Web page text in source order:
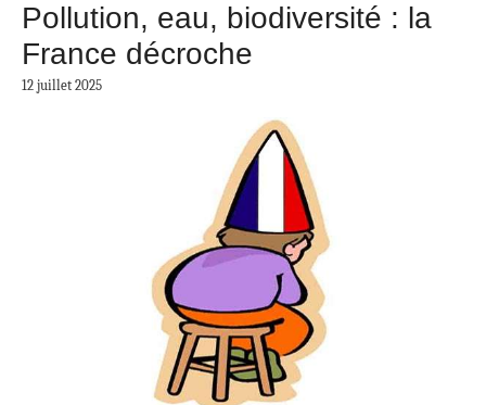
Pollution, eau, biodiversité : la
France décroche
12 juillet 2025